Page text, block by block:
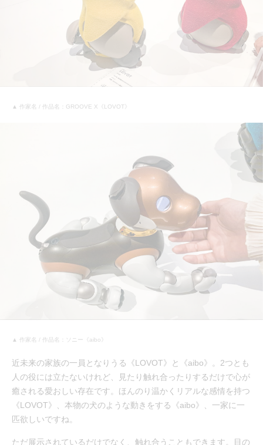
▲ 作家名 / 作品名：GROOVE X《LOVOT》
▲ 作家名 / 作品名：ソニー《aibo》
近未来の家族の一員となりうる《LOVOT》と《aibo》。2つとも
人の役には立たないけれど、見たり触れ合ったりするだけで心が
癒される愛おしい存在です。ほんのり温かくリアルな感情を持つ
《LOVOT》、本物の犬のような動きをする《aibo》、一家に一
匹欲しいですね。
ただ展示されているだけでなく、触れ合うこともできます。目の